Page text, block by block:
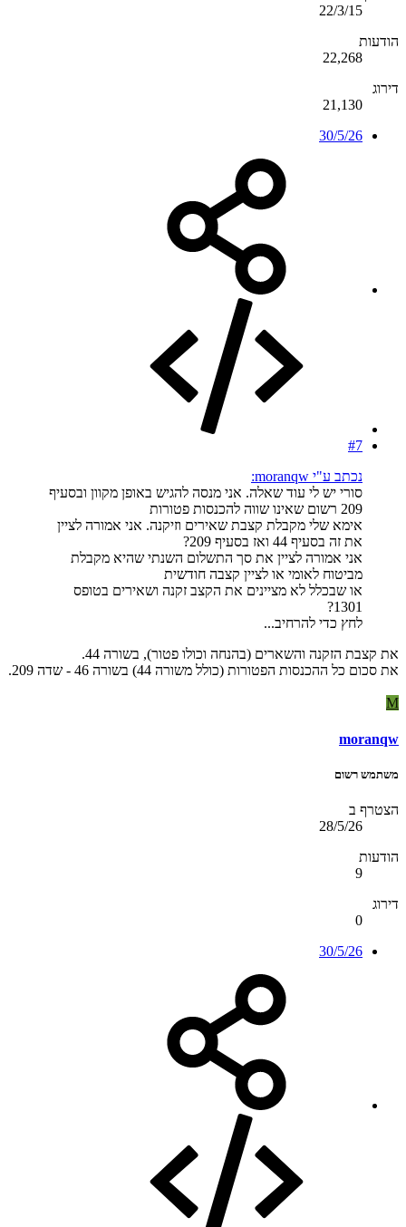
22/3/15
הודעות
22,268
דירוג
21,130
30/5/26
#7
נכתב ע"י moranqw:
סורי יש לי עוד שאלה. אני מנסה להגיש באופן מקוון ובסעיף
209 רשום שאינו שווה להכנסות פטורות
אימא שלי מקבלת קצבת שאירים וזיקנה. אני אמורה לציין
את זה בסעיף 44 ואז בסעיף 209?
אני אמורה לציין את סך התשלום השנתי שהיא מקבלת
מביטוח לאומי או לציין קצבה חודשית
או שבכלל לא מציינים את הקצב זקנה ושאירים בטופס
1301?
לחץ כדי להרחיב...
את קצבת הזקנה והשארים (בהנחה וכולו פטור), בשורה 44.
את סכום כל ההכנסות הפטורות (כולל משורה 44) בשורה 46 - שדה 209.
M
moranqw
משתמש רשום
הצטרף ב
28/5/26
הודעות
9
דירוג
0
30/5/26